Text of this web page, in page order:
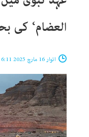
العضام‘ کی
اتوار 16 مارچ 2025 6:11